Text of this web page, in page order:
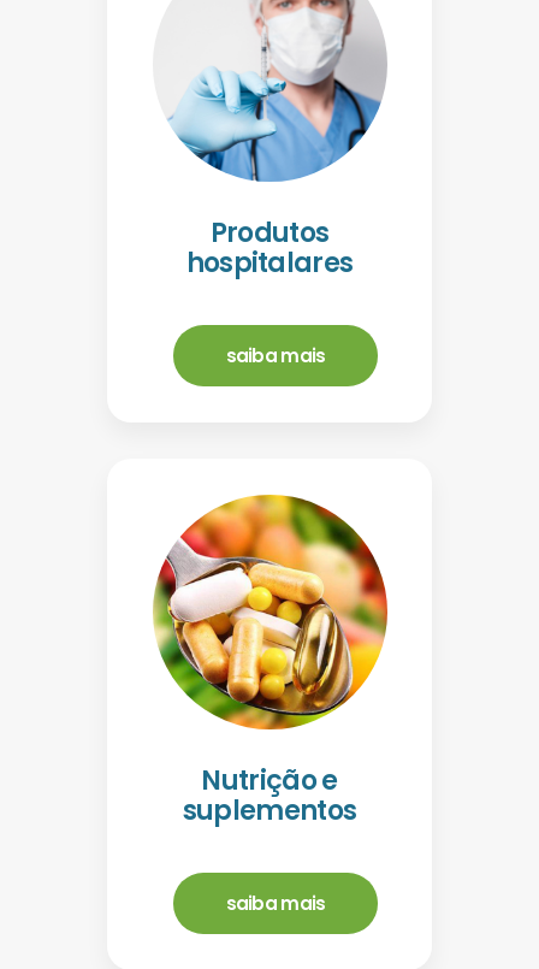
Produtos
hospitalares
saiba mais
Nutrição e
suplementos
saiba mais